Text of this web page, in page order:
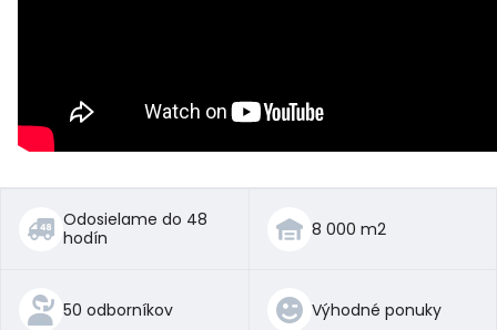
Odosielame do 48
hodín
8 000 m2
50 odborníkov Výhodné ponuky